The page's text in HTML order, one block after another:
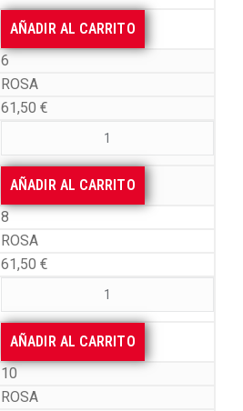
AÑADIR AL CARRITO
6
ROSA
61,50 €
AÑADIR AL CARRITO
8
ROSA
61,50 €
AÑADIR AL CARRITO
10
ROSA